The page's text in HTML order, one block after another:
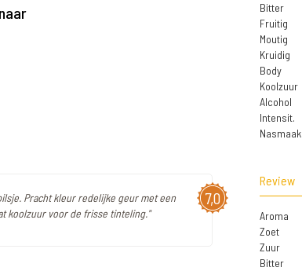
Bitter
Fruitig
Moutig
Kruidig
Body
Koolzuur
Alcohol
Intensit.
Nasmaak
7,0
Pracht kleur redelijke geur met een
koolzuur voor de frisse tinteling."
Review
Aroma
Zoet
Zuur
Bitter